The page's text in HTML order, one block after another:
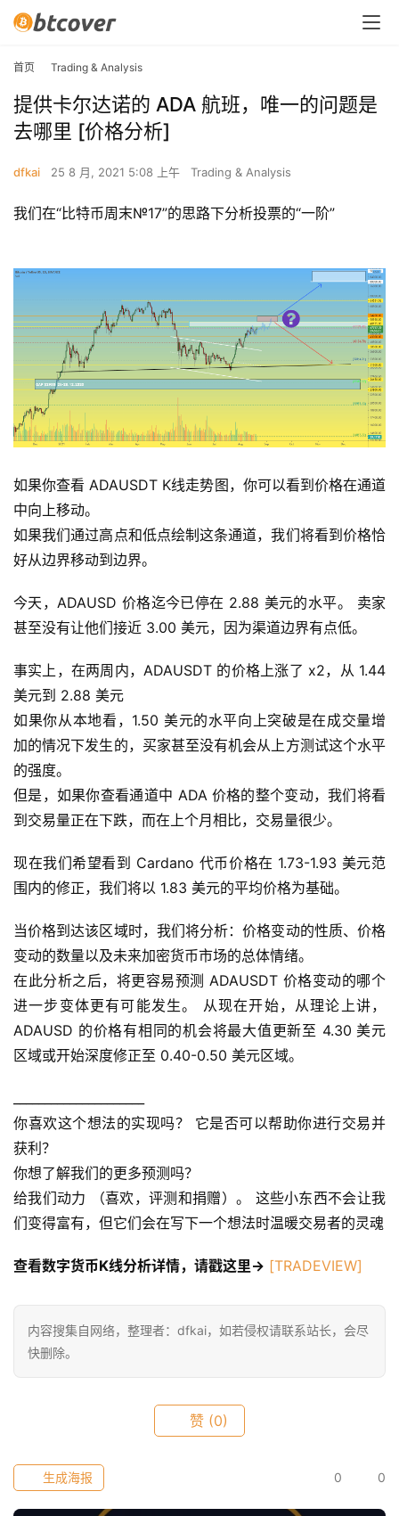
首
页
信
h
9
首页 Trading & Analysis
提供卡尔达诺的 ADA 航班，唯一的问题是
去哪里 [价格分析]
dfkai 25 8 月, 2021 5:08 上午 Trading & Analysis
我们在“比特币周末№17”的思路下分析投票的“一阶”
如果你查看 ADAUSDT K线走势图，你可以看到价格在通道
中向上移动。
如果我们通过高点和低点绘制这条通道，我们将看到价格恰
好从边界移动到边界。
今天，ADAUSD 价格迄今已停在 2.88 美元的水平。 卖家
甚至没有让他们接近 3.00 美元，因为渠道边界有点低。
事实上，在两周内，ADAUSDT 的价格上涨了 x2，从 1.44
美元到 2.88 美元
如果你从本地看，1.50 美元的水平向上突破是在成交量增
加的情况下发生的，买家甚至没有机会从上方测试这个水平
的强度。
但是，如果你查看通道中 ADA 价格的整个变动，我们将看
到交易量正在下跌，而在上个月相比，交易量很少。
现在我们希望看到 Cardano 代币价格在 1.73-1.93 美元范
围内的修正，我们将以 1.83 美元的平均价格为基础。
当价格到达该区域时，我们将分析：价格变动的性质、价格
变动的数量以及未来加密货币市场的总体情绪。
在此分析之后，将更容易预测 ADAUSDT 价格变动的哪个
进一步变体更有可能发生。 从现在开始，从理论上讲，
ADAUSD 的价格有相同的机会将最大值更新至 4.30 美元
区域或开始深度修正至 0.40-0.50 美元区域。
你喜欢这个想法的实现吗？ 它是否可以帮助你进行交易并
获利？
你想了解我们的更多预测吗？
给我们动力 （喜欢，评测和捐赠）。 这些小东西不会让我
们变得富有，但它们会在写下一个想法时温暖交易者的灵魂
查看数字货币K线分析详情，请戳这里-> [TRADEVIEW]
内容搜集自网络，整理者：dfkai，如若侵权请联系站长，会尽
快删除。
赞 (0)
0 0
生成海报